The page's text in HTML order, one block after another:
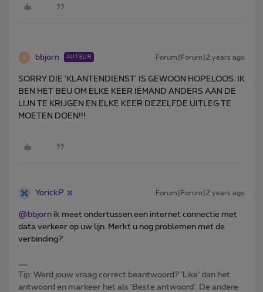
B bbjorn AUTEUR Forum|Forum|2 years ago
SORRY DIE 'KLANTENDIENST' IS GEWOON HOPELOOS. IK
BEN HET BEU OM ELKE KEER IEMAND ANDERS AAN DE
LIJN TE KRIJGEN EN ELKE KEER DEZELFDE UITLEG TE
MOETEN DOEN!!!
YorickP Forum|Forum|2 years ago
@bbjorn ik meet ondertussen een internet connectie met
data verkeer op uw lijn. Merkt u nog problemen met de
verbinding?
Tip: Werd jouw vraag correct beantwoord? ‘Like’ dan het
antwoord en markeer het als 'Beste antwoord'. De andere